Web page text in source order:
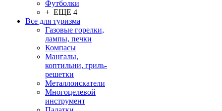
Футболки
+ ЕЩЕ 4
Все для туризма
Газовые горелки,
лампы, печки
Компасы
Мангалы,
коптильни, гриль-
решетки
Металлоискатели
Многоцелевой
инструмент